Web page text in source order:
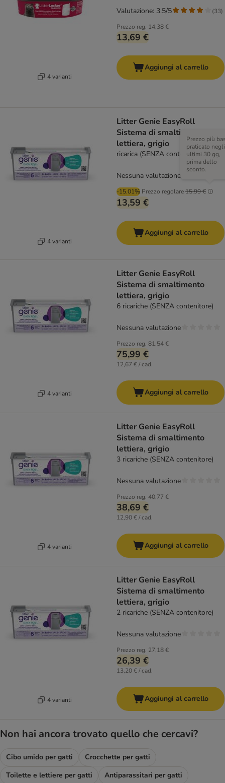
4 varianti
Prezzo reg. 14,38 €
13,69 €
Valutazione: 3.5/5 (33)
Aggiungi al carrello
4 varianti
Litter Genie EasyRoll
Sistema di smaltimento
lettiera, grigio
ricarica (SENZA contenitore)
-15.01% Prezzo regolare15,99 €
Prezzo più
praticato negli
ultimi 30 gg,
prima dello
sconto.
13,59 €
Nessuna valutazione
Aggiungi al carrello
4 varianti
Litter Genie EasyRoll
Sistema di smaltimento
lettiera, grigio
6 ricariche (SENZA contenitore)
Prezzo reg. 81,54 €
75,99 €
12,67 € / cad.
Nessuna valutazione
Aggiungi al carrello
4 varianti
Litter Genie EasyRoll
Sistema di smaltimento
lettiera, grigio
3 ricariche (SENZA contenitore)
Prezzo reg. 40,77 €
38,69 €
12,90 € / cad.
Nessuna valutazione
Aggiungi al carrello
4 varianti
Litter Genie EasyRoll
Sistema di smaltimento
lettiera, grigio
2 ricariche (SENZA contenitore)
Prezzo reg. 27,18 €
26,39 €
13,20 € / cad.
Nessuna valutazione
Aggiungi al carrello
Non hai ancora trovato quello che cercavi?
Cibo umido per gatti
Crocchette per gatti
Toilette e lettiere per gatti
Antiparassitari per gatti